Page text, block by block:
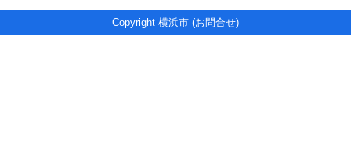
Copyright 横浜市 (お問合せ)